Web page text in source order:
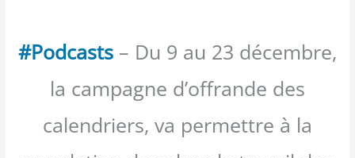
#Podcasts – Du 9 au 23 décembre,
la campagne d’offrande des
calendriers, va permettre à la